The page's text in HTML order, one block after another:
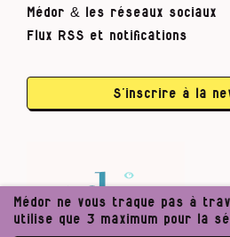
Médor & les réseaux sociaux
Flux RSS et notifications
S’inscrire à la
Médor ne vous traque pas à
utilise que 3 maximum pour la